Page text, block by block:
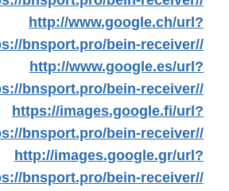
http://www.google.ch/url?
bnsport.pro/bein-receiver//
http://www.google.es/url?
bnsport.pro/bein-receiver//
https://images.google.fi/url?
bnsport.pro/bein-receiver//
http://images.google.gr/url?
bnsport.pro/bein-receiver//